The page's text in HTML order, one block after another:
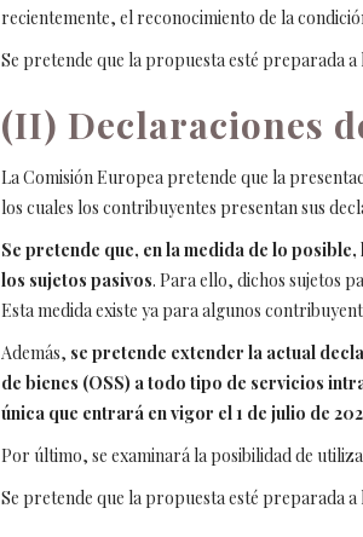
recientemente, el reconocimiento de la
Se pretende que la propuesta esté preparada a
(II) Declaraciones
La Comisión Europea pretende que la
los cuales los contribuyentes presentan sus
Se pretende que, en la medida de lo
los sujetos pasivos. Para ello, dichos sujetos
Esta medida existe ya para algunos
Además, se pretende extender la actual
de bienes (OSS) a todo tipo de servicios
única que entrará en vigor el 1 de julio de
Por último, se examinará la posibilidad de
Se pretende que la propuesta esté preparada a